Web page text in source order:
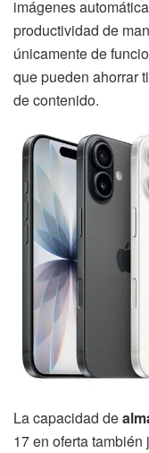
imágenes
productividad de
únicamente de
que pueden ahorrar
de contenido.
La capacidad de
17 en oferta